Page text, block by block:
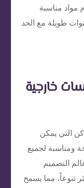
مواد مناسبة
طويلة مع الحد
خارجية
التي يمكن
ومناسبة لجميع
التصميم
تنوعاً، مما يسمح